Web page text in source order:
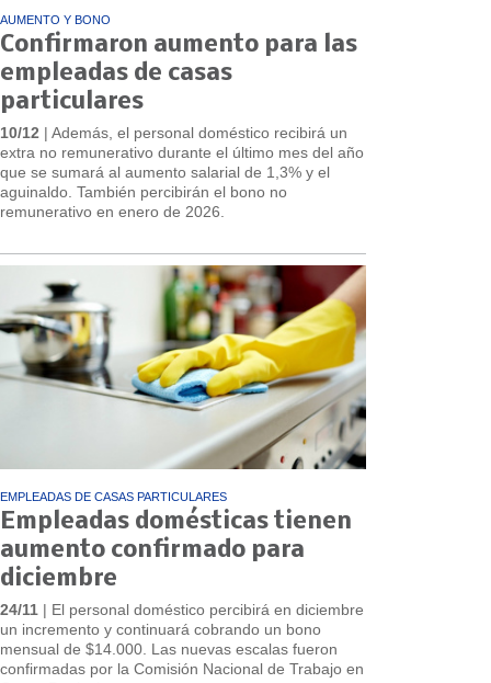
AUMENTO Y BONO
Confirmaron aumento para las
empleadas de casas
particulares
10/12 | Además, el personal doméstico recibirá un
extra no remunerativo durante el último mes del año
que se sumará al aumento salarial de 1,3% y el
aguinaldo. También percibirán el bono no
remunerativo en enero de 2026.
EMPLEADAS DE CASAS PARTICULARES
Empleadas domésticas tienen
aumento confirmado para
diciembre
24/11 | El personal doméstico percibirá en diciembre
un incremento y continuará cobrando un bono
mensual de $14.000. Las nuevas escalas fueron
confirmadas por la Comisión Nacional de Trabajo en